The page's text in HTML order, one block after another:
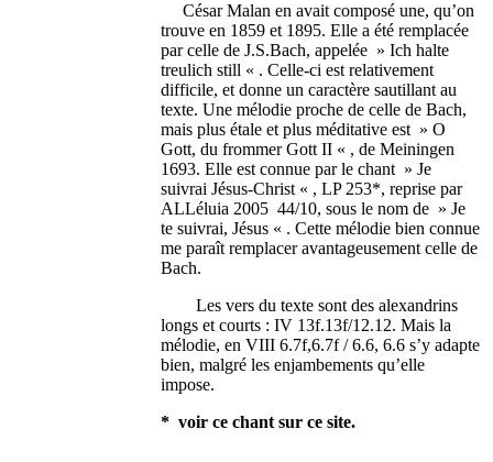
César Malan en avait composé une, qu’on
trouve en 1859 et 1895. Elle a été remplacée
par celle de J.S.Bach, appelée » Ich halte
treulich still « . Celle-ci est relativement
difficile, et donne un caractère sautillant au
texte. Une mélodie proche de celle de Bach,
mais plus étale et plus méditative est » O
Gott, du frommer Gott II « , de Meiningen
1693. Elle est connue par le chant » Je
suivrai Jésus-Christ « , LP 253*, reprise par
ALLéluia 2005 44/10, sous le nom de » Je
te suivrai, Jésus « . Cette mélodie bien connue
me paraît remplacer avantageusement celle de
Bach.
Les vers du texte sont des alexandrins
longs et courts : IV 13f.13f/12.12. Mais la
mélodie, en VIII 6.7f,6.7f / 6.6, 6.6 s’y adapte
bien, malgré les enjambements qu’elle
impose.
* voir ce chant sur ce site.